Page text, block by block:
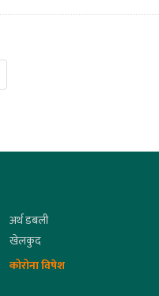
अर्थ डबली
खेलकुद
कोरोना विषेश